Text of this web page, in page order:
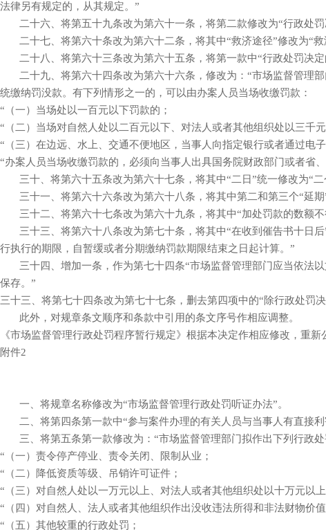
法律另有规定的，从其规定。”
二十六、将第五十九条改为第六十一条，将第二款修改为“行政处罚
二十七、将第六十条改为第六十二条，将其中“救济途径”修改为“救
二十八、将第六十三条改为第六十五条，将第一款中“行政处罚决定
二十九、将第六十四条改为第六十六条，修改为：“市场监督管理部
统缴纳罚没款。有下列情形之一的，可以由办案人员当场收缴罚款：
“（一）当场处以一百元以下罚款的；
“（二）当场对自然人处以二百元以下、对法人或者其他组织处以三千
“（三）在边远、水上、交通不便地区，当事人向指定银行或者通过电
“办案人员当场收缴罚款的，必须向当事人出具国务院财政部门或者省
三十、将第六十五条改为第六十七条，将其中“二日”统一修改为“二
三十一、将第六十六条改为第六十八条，将其中第二和第三个“延期”
三十二、将第六十七条改为第六十九条，将其中“加处罚款的数额不
三十三、将第六十八条改为第七十条，将其中“在收到催告书十日后
行执行的期限，自暂缓或者分期缴纳罚款期限结束之日起计算。”
三十四、增加一条，作为第七十四条“市场监督管理部门应当依法以
保存。”
三十三、将第七十四条改为第七十七条，删去第四项中的“除行政处罚
此外，对规章条文顺序和条款中引用的条文序号作相应调整。
《市场监督管理行政处罚程序暂行规定》根据本决定作相应修改，重新
附件2
一、将规章名称修改为“市场监督管理行政处罚听证办法”。
二、将第四条第一款中“参与案件办理的有关人员与当事人有直接利
三、将第五条第一款修改为：“市场监督管理部门拟作出下列行政处
“（一）责令停产停业、责令关闭、限制从业；
“（二）降低资质等级、吊销许可证件；
“（三）对自然人处以一万元以上、对法人或者其他组织处以十万元以上
“（四）对自然人、法人或者其他组织作出没收违法所得和非法财物价
“（五）其他较重的行政处罚；